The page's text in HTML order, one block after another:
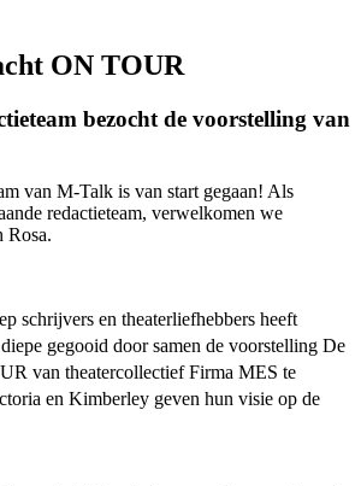
ON TOUR
bezocht de voorstelling van
van M-Talk is van start gegaan! Als
redactieteam, verwelkomen we
Rosa.
schrijvers en theaterliefhebbers heeft
gegooid door samen de voorstelling De
van theatercollectief Firma MES te
en Kimberley geven hun visie op de